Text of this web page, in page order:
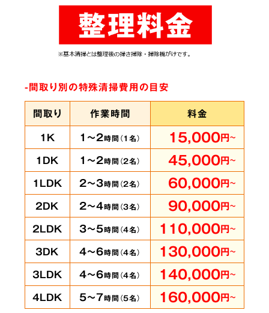
ありとあらゆる脱臭機を試したにもかかわらず
臭いが完全に取れずにお困りの時は、ぜひ当社
へご相談ください。弊社では世界最高水準のオ
います。
5 賃貸物件・ホテルの
客室も承ります
即時に
対応可能
-間取り別の特殊清掃費用の目安
間取り
作業時間
料金
1K
1～2時間（1名） 15,000円～
1DK 1～2時間（2名） 45,000円～
1LDK 2～3時間（2名） 60,000円～
2DK 2～4時間（3名） 90,000円～
2LDK 3～5時間（4名） 110,000円～
3DK 4～6時間（4名） 130,000円～
3LDK 4～6時間（4名） 140,000円～
4LDK 5～7時間（5名） 160,000円～